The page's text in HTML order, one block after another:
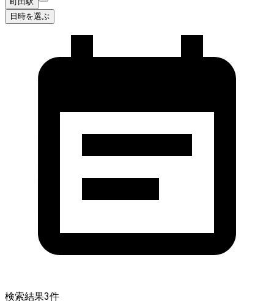
日時を選ぶ
検索結果3件